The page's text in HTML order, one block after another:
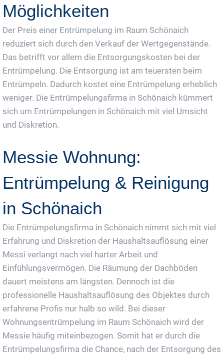
Möglichkeiten
Der Preis einer Entrümpelung im Raum Schönaich
reduziert sich durch den Verkauf der Wertgegenstände.
Das betrifft vor allem die Entsorgungskosten bei der
Entrümpelung. Die Entsorgung ist am teuersten beim
Entrümpeln. Dadurch kostet eine Entrümpelung erheblich
weniger. Die Entrümpelungsfirma in Schönaich kümmert
sich um Entrümpelungen in Schönaich mit viel Umsicht
und Diskretion.
Messie Wohnung:
Entrümpelung & Reinigung
in Schönaich
Die Entrümpelungsfirma in Schönaich nimmt sich mit viel
Erfahrung und Diskretion der Haushaltsauflösung einer
Messi verlangt nach viel harter Arbeit und
Einfühlungsvermögen. Die Räumung der Dachböden
dauert meistens am längsten. Dennoch ist die
professionelle Haushaltsauflösung des Objektes durch
erfahrene Profis nur halb so wild. Bei dieser
Wohnungsentrümpelung im Raum Schönaich wird der
Messie häufig miteinbezogen. Somit hat er durch die
Entrümpelungsfirma die Chance, nach der Entsorgung des